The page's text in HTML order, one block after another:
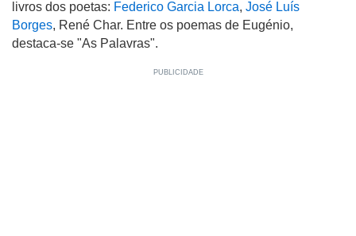
livros dos poetas: Federico Garcia Lorca, José Luís
Borges, René Char. Entre os poemas de Eugénio,
destaca-se "As Palavras".